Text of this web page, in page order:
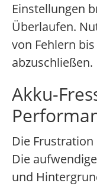
Einstellungen
Überlaufen.
von Fehlern bis
abzuschließen.
Akku-
Die
Die
und